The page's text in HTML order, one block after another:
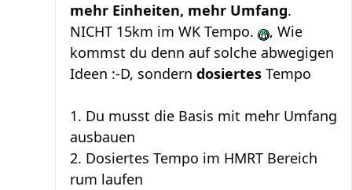
mehr Einheiten, mehr Umfang.
NICHT 15km im WK Tempo.
, Wie
kommst du denn auf solche abwegigen
Ideen :-D, sondern dosiertes Tempo
1. Du musst die Basis mit mehr Umfang
ausbauen
2. Dosiertes Tempo im HMRT Bereich
rum laufen